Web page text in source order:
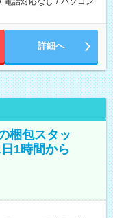
詳細へ
梱包スタッ
1時間から